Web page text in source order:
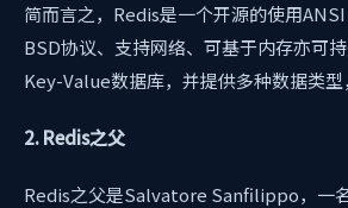
简而言之，Redis是一个开源的使用
BSD协议、支持网络、可基于内存亦可持
Key-Value数据库，并提供多种数据类型
2. Redis之父
Redis之父是Salvatore Sanfilippo，一